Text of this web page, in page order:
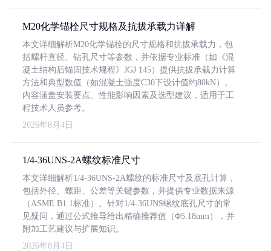
M20化学锚栓尺寸规格及抗拔承载力详解
本文详细解析M20化学锚栓的尺寸规格和抗拔承载力，包
括螺杆直径、钻孔尺寸等参数，并依据专业标准（如《混
凝土结构后锚固技术规程》JGJ 145）提供抗拔承载力计算
方法和典型数值（如混凝土强度C30下设计值约80kN）。
内容涵盖安装要点、性能影响因素及选型建议，适用于工
程技术人员参考。
2026年8月4日
1/4-36UNS-2A螺纹标准尺寸
本文详细解析1/4-36UNS-2A螺纹的标准尺寸及底孔计算，
包括外径、螺距、公差等关键参数，并提供专业数据来源
（ASME B1.1标准）。针对1/4-36UNS螺纹底孔尺寸的常
见疑问，通过公式推导给出精确推荐值（Φ5.18mm），并
附加工艺建议与扩展知识。
2026年8月4日